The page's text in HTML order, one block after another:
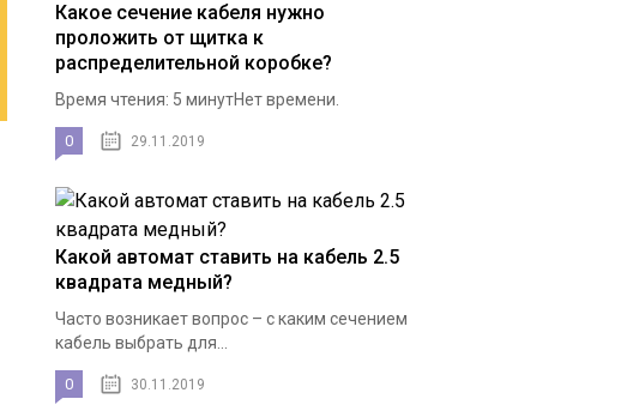
Какое сечение кабеля нужно
проложить от щитка к
распределительной коробке?
Время чтения: 5 минутНет времени.
0 29.11.2019
Какой автомат ставить на кабель 2.5
квадрата медный?
Часто возникает вопрос – с каким сечением
кабель выбрать для...
0 30.11.2019